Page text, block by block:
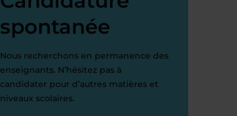
spontanée
Nous recherchons en permanence des
enseignants. N’hésitez pas à
candidater pour d’autres matières et
niveaux scolaires.